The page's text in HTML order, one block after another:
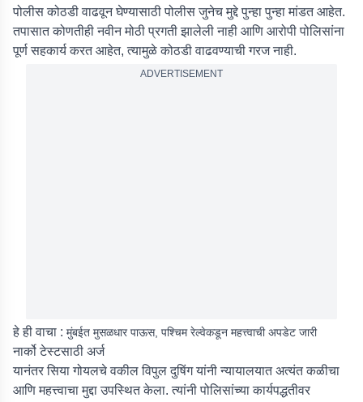
पोलीस कोठडी वाढवून घेण्यासाठी पोलीस जुनेच मुद्दे पुन्हा पुन्हा मांडत आहेत.
तपासात कोणतीही नवीन मोठी प्रगती झालेली नाही आणि आरोपी पोलिसांना
पूर्ण सहकार्य करत आहेत, त्यामुळे कोठडी वाढवण्याची गरज नाही.
ADVERTISEMENT
हे ही वाचा : मुंबईत मुसळधार पाऊस, पश्चिम रेल्वेकडून महत्त्वाची अपडेट जारी
नार्को टेस्टसाठी अर्ज
यानंतर सिया गोयलचे वकील विपुल दुषिंग यांनी न्यायालयात अत्यंत कळीचा
आणि महत्त्वाचा मुद्दा उपस्थित केला. त्यांनी पोलिसांच्या कार्यपद्धतीवर